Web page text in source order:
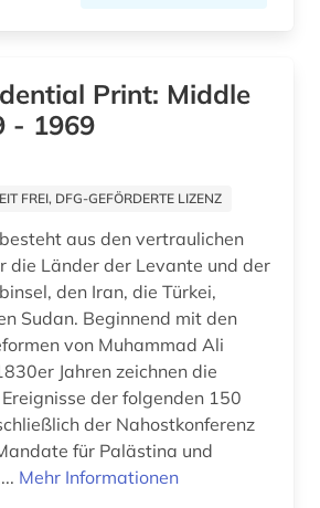
entwicklungszusammenarbeit (2)
ethnische gruppe (1)
ethnische identität (1)
ethnologischer film (1)
Osmanisches Reich (4)
Russland, Sowjetunion (2)
(1)
Print: Middle
- 1969
FREI, DFG-GEFÖRDERTE LIZENZ
aus den vertraulichen
die Länder der Levante und der
den Iran, die Türkei,
Sudan. Beginnend mit den
von Muhammad Ali
Jahren zeichnen die
der folgenden 150
der Nahostkonferenz
für Palästina und
Mehr Informationen